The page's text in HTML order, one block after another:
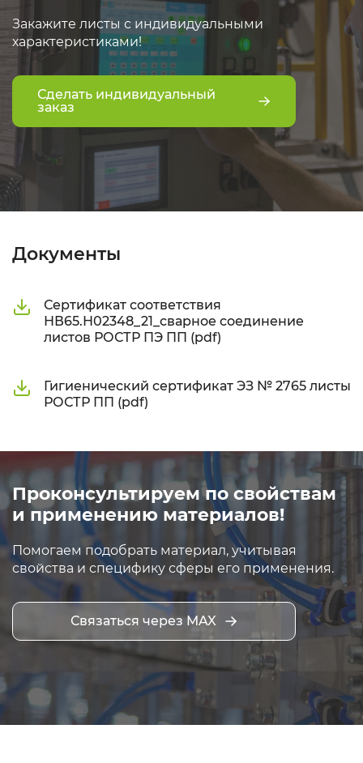
Закажите листы с индивидуальными
характеристиками!
Сделать индивидуальный
заказ
Документы
Сертификат соответствия
НВ65.Н02348_21_сварное соединение
листов РОСТР ПЭ ПП (pdf)
Гигиенический сертификат ЭЗ № 2765 листы
РОСТР ПП (pdf)
Проконсультируем по свойствам
и применению материалов!
Помогаем подобрать материал, учитывая
свойства и специфику сферы его применения.
Связаться через MAX